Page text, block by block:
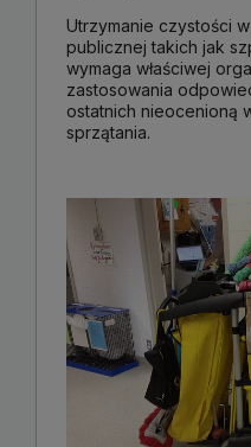
Utrzymanie czystości
publicznej takich jak
wymaga właściwej
zastosowania
ostatnich nieocenioną
sprzątania.